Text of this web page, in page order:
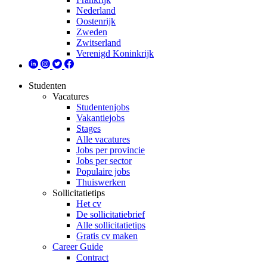
Nederland
Oostenrijk
Zweden
Zwitserland
Verenigd Koninkrijk
Studenten
Vacatures
Studentenjobs
Vakantiejobs
Stages
Alle vacatures
Jobs per provincie
Jobs per sector
Populaire jobs
Thuiswerken
Sollicitatietips
Het cv
De sollicitatiebrief
Alle sollicitatietips
Gratis cv maken
Career Guide
Contract